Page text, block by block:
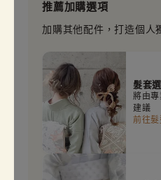
推薦加購選項
加購其他配件，打造個人
髮套
將由
建議
前往